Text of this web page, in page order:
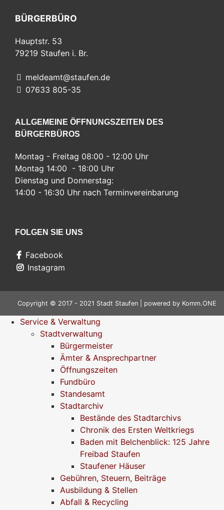
BÜRGERBÜRO
Hauptstr. 53
79219 Staufen i. Br.
meldeamt@staufen.de
07633 805-35
ALLGEMEINE ÖFFNUNGSZEITEN DES
BÜRGERBÜROS
Montag - Freitag 08:00 - 12:00 Uhr
Montag 14:00 - 18:00 Uhr
Dienstag und Donnerstag:
14:00 - 16:30 Uhr nach Terminvereinbarung
FOLGEN SIE UNS
Facebook
Instagram
Copyright © 2017 - 2021 Stadt Staufen | powered by Komm.ONE
Service & Verwaltung
Stadtverwaltung
Bürgermeister
Ämter & Ansprechpartner
Öffnungszeiten
Fundbüro
Standesamt
Stadtarchiv
Bestände des Stadtarchivs
Chronik des Ersten Weltkriegs
Baden mit Belchenblick: 125 Jahre
Freibad Staufen
Staufener Häuser
Gebühren, Steuern, Beiträge
Ausbildung & Stellen
Abfall & Recycling